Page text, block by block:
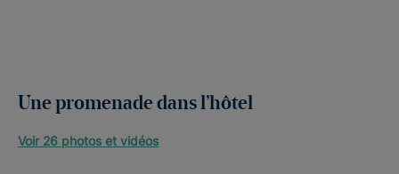
Une promenade dans l’hôtel
Voir 26 photos et vidéos